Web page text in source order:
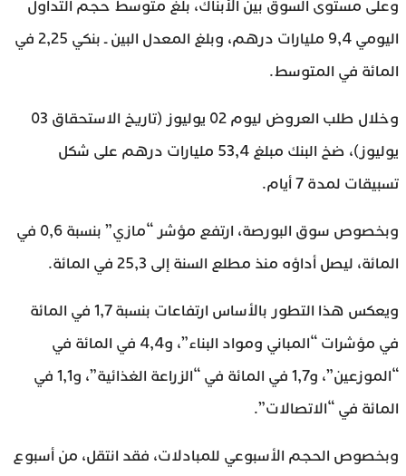
وعلى مستوى السوق بين الأبناك، بلغ متوسط حجم التداول
اليومي 9,4 مليارات درهم، وبلغ المعدل البين ـ بنكي 2,25 في
المائة في المتوسط.
وخلال طلب العروض ليوم 02 يوليوز (تاريخ الاستحقاق 03
يوليوز)، ضخ البنك مبلغ 53,4 مليارات درهم على شكل
تسبيقات لمدة 7 أيام.
وبخصوص سوق البورصة، ارتفع مؤشر “مازي” بنسبة 0,6 في
المائة، ليصل أداؤه منذ مطلع السنة إلى 25,3 في المائة.
ويعكس هذا التطور بالأساس ارتفاعات بنسبة 1,7 في المائة
في مؤشرات “المباني ومواد البناء”، و4,4 في المائة في
“الموزعين”، و1,7 في المائة في “الزراعة الغذائية”، و1,1 في
المائة في “الاتصالات”.
وبخصوص الحجم الأسبوعي للمبادلات، فقد انتقل، من أسبوع